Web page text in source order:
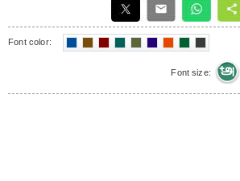
Font color:
Font size: